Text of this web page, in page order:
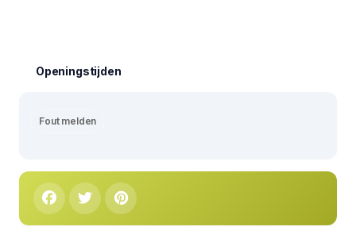
Openingstijden
Fout melden